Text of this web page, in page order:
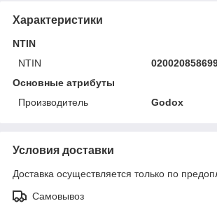
Характеристики
NTIN
NTIN
Основные атрибуты
Производитель
Godox
Условия доставки
Доставка осуществляется только по
Самовывоз